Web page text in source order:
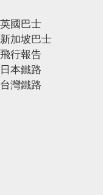
英國巴士
新加坡巴士
飛行報告
日本鐵路
台灣鐵路